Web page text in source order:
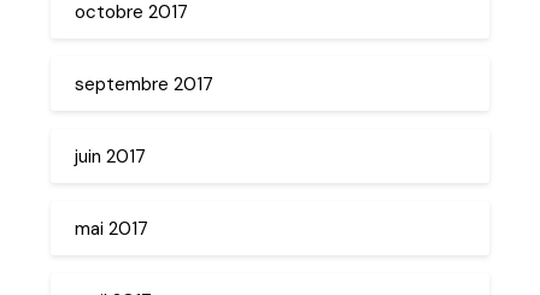
octobre 2017
septembre 2017
juin 2017
mai 2017